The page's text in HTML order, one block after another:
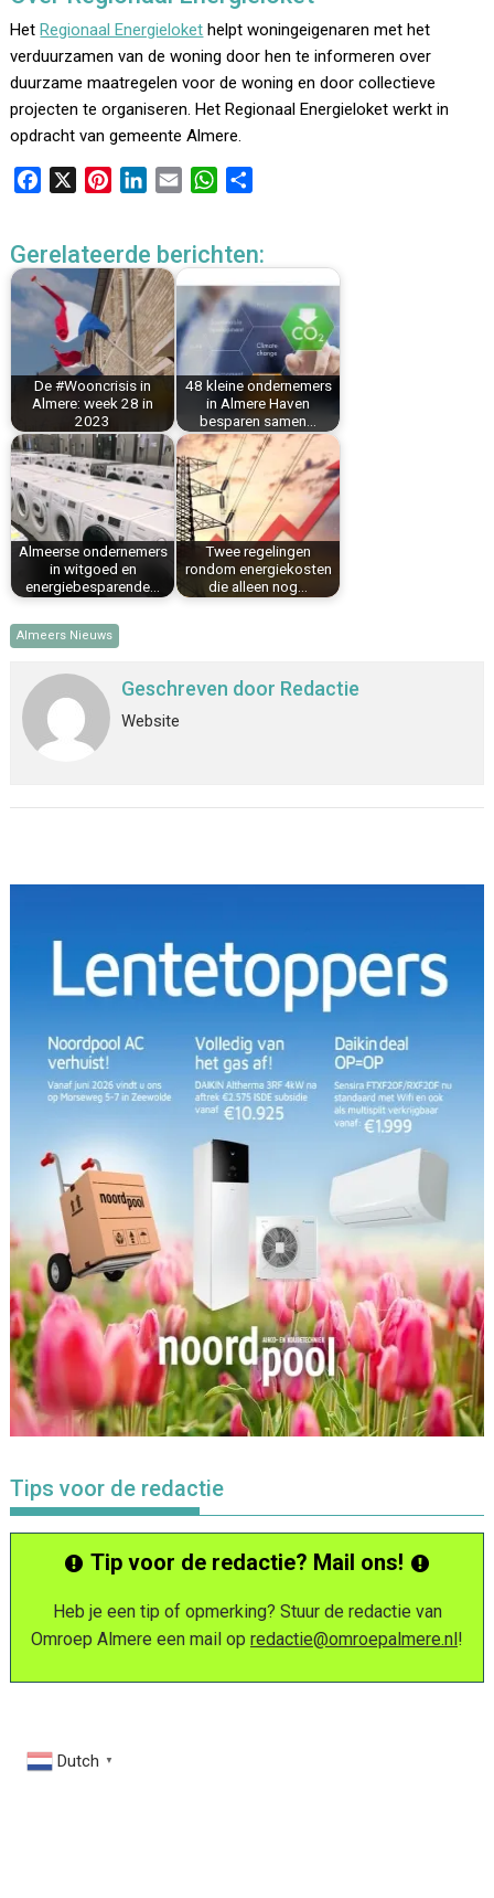
HetRegionaal Energieloket helpt woningeigenaren met het
verduurzamen van de woning door hen te informeren over
duurzame maatregelen voor de woning en door collectieve
projecten te organiseren. Het Regionaal Energieloket werkt in
opdracht van gemeente Almere.
e
b
o
o
k
t
e
r
e
s
t
k
e
d
I
n
i
l
W
t
s
A
p
p
e
n
Gerelateerde berichten:
De #Wooncrisis in
Almere: week 28 in
2023
48 kleine ondernemers
in Almere Haven
besparen samen…
Almeerse ondernemers
in witgoed en
energiebesparende…
Twee regelingen
rondom energiekosten
die alleen nog…
Almeers Nieuws
Geschreven door Redactie
Website
Tips voor de redactie
Tip voor de redactie? Mail ons!
Heb je een tip of opmerking? Stuur de redactie van
Omroep Almere een mail op redactie@omroepalmere.nl!
Dutch ▼